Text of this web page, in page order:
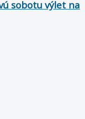
sobotu výlet na